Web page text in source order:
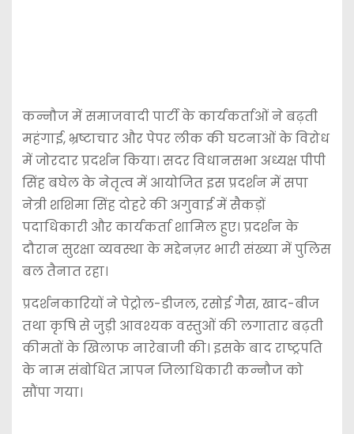
कन्नौज में समाजवादी पार्टी के कार्यकर्ताओं ने बढ़ती
महंगाई, भ्रष्टाचार और पेपर लीक की घटनाओं के विरोध
में जोरदार प्रदर्शन किया। सदर विधानसभा अध्यक्ष पीपी
सिंह बघेल के नेतृत्व में आयोजित इस प्रदर्शन में सपा
नेत्री शशिमा सिंह दोहरे की अगुवाई में सैकड़ों
पदाधिकारी और कार्यकर्ता शामिल हुए। प्रदर्शन के
दौरान सुरक्षा व्यवस्था के मद्देनज़र भारी संख्या में पुलिस
बल तैनात रहा।
प्रदर्शनकारियों ने पेट्रोल-डीजल, रसोई गैस, खाद-बीज
तथा कृषि से जुड़ी आवश्यक वस्तुओं की लगातार बढ़ती
कीमतों के खिलाफ नारेबाजी की। इसके बाद राष्ट्रपति
के नाम संबोधित ज्ञापन जिलाधिकारी कन्नौज को
सौंपा गया।